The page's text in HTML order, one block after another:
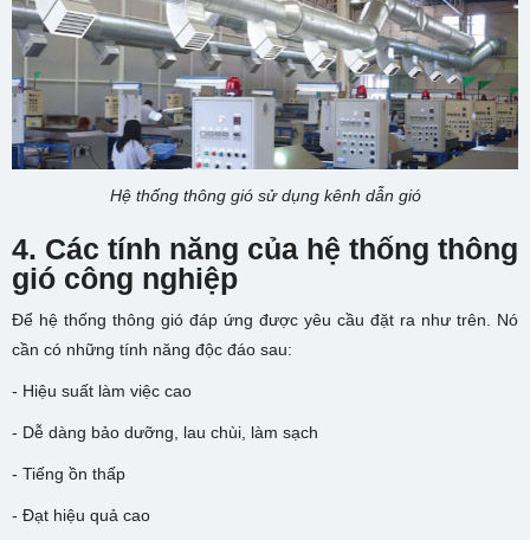
Hệ thống thông gió sử dụng kênh dẫn gió
4. Các tính năng của hệ thống thông
gió công nghiệp
Để hệ thống thông gió đáp ứng được yêu cầu đặt ra như trên. Nó
cần có những tính năng độc đáo sau:
- Hiệu suất làm việc cao
- Dễ dàng bảo dưỡng, lau chùi, làm sạch
- Tiếng ồn thấp
- Đạt hiệu quả cao